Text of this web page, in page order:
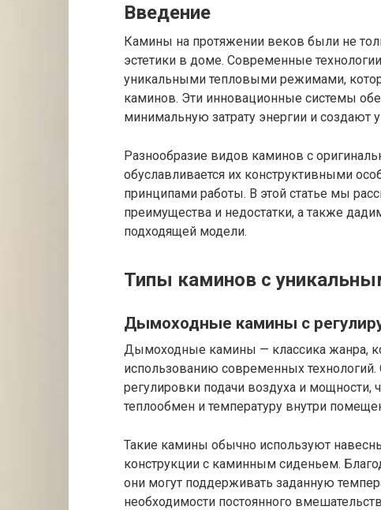
Введение
Камины на протяжении веков были не
эстетики в доме. Современные
уникальными тепловыми режимами,
каминов. Эти инновационные системы
минимальную затрату энергии и
Разнообразие видов каминов с
обуславливается их конструктивными
принципами работы. В этой статье мы
преимущества и недостатки, а также
подходящей модели.
Типы каминов с
Дымоходные камины с
Дымоходные камины — классика жанра,
использованию современных
регулировки подачи воздуха и мощности,
теплообмен и температуру внутри
Такие камины обычно используют
конструкции с каминным сиденьем.
они могут поддерживать заданную
необходимости постоянного